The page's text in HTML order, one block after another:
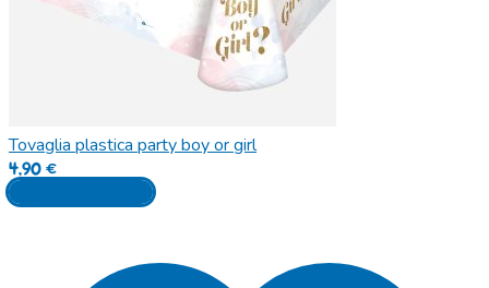
Tovaglia plastica party boy or girl
4,90€
Aggiungi al carrello